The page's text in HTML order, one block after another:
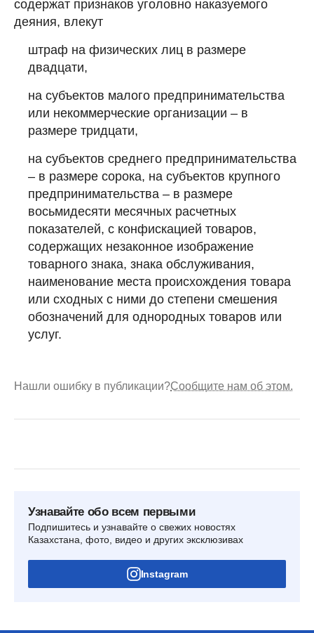
содержат признаков уголовно наказуемого
деяния, влекут
штраф на физических лиц в размере
двадцати,
на субъектов малого предпринимательства
или некоммерческие организации – в
размере тридцати,
на субъектов среднего предпринимательства
– в размере сорока, на субъектов крупного
предпринимательства – в размере
восьмидесяти месячных расчетных
показателей, с конфискацией товаров,
содержащих незаконное изображение
товарного знака, знака обслуживания,
наименование места происхождения товара
или сходных с ними до степени смешения
обозначений для однородных товаров или
услуг.
Нашли ошибку в публикации?Сообщите нам об этом.
Узнавайте обо всем первыми
Подпишитесь и узнавайте о свежих новостях
Казахстана, фото, видео и других эксклюзивах
Instagram